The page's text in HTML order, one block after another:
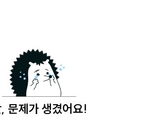
문제가 생겼어요!